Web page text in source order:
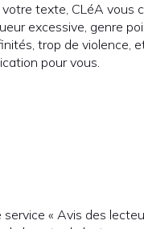
texte, CLéA vous
excessive, genre
trop de
pour vous.
« Avis des